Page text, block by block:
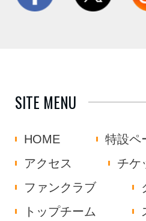
SITE MENU
HOME 特設ペ
アクセス
チケ
ファンクラブ
トップチーム